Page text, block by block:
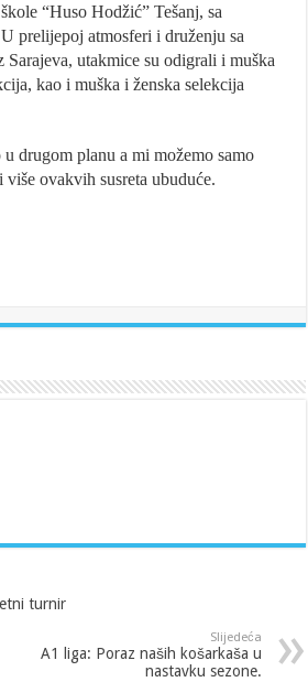
“Huso Hodžić” Tešanj, sa
prelijepoj atmosferi i druženju sa
Sarajeva, utakmice su odigrali i muška
kao i muška i ženska selekcija
drugom planu a mi možemo samo
više ovakvih susreta ubuduće.
turnir
Slijedeća
A1 liga: Poraz naših košarkaša u
nastavku sezone.